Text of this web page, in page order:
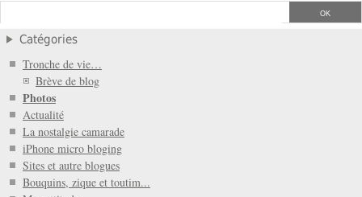
Catégories
Tronche de vie…
Brève de blog
Photos
Actualité
La nostalgie camarade
iPhone micro bloging
Sites et autre blogues
Bouquins, zique et toutim...